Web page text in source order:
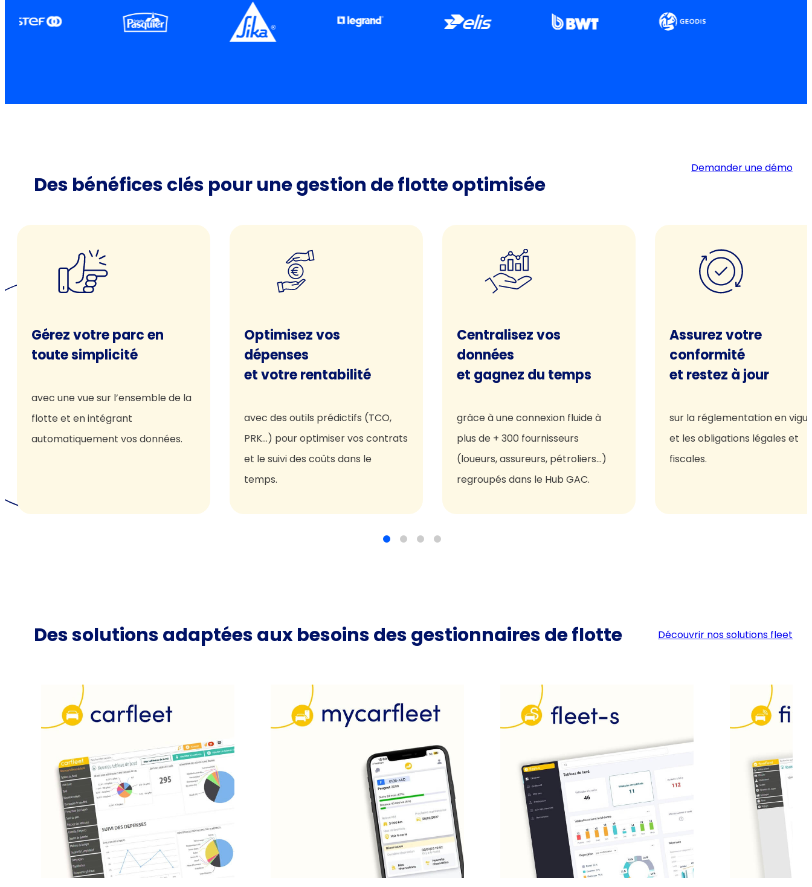
Des bénéfices clés pour une gestion de flotte optimisée
Demander une démo
Gérez votre parc en
toute simplicité
avec une vue sur l’ensemble de la
flotte et en intégrant
automatiquement vos données.
Optimisez vos
dépenses
et votre rentabilité
avec des outils prédictifs (TCO,
PRK…) pour optimiser vos contrats
et le suivi des coûts dans le
temps.
Centralisez vos
données
et gagnez du temps
grâce à une connexion fluide à
plus de + 300 fournisseurs
(loueurs, assureurs, pétroliers…)
regroupés dans le Hub GAC.
Assurez votre
conformité
et restez à jour
sur la réglementation en
et les obligations légales et
fiscales.
Des solutions adaptées aux besoins des gestionnaires de flotte Découvrir nos solutions fleet